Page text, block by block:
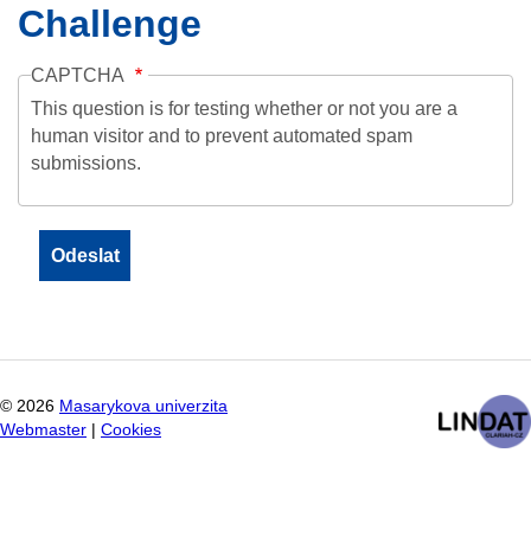
Challenge
CAPTCHA
This question is for testing whether or not you are a
human visitor and to prevent automated spam
submissions.
© 2026 Masarykova univerzita
Webmaster
Cookies